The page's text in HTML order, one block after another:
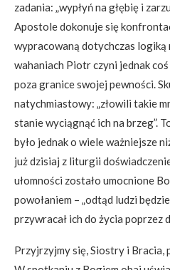
zadania: „wypłyń na głębię i
Apostole dokonuje się
wypracowaną dotychczas logiką
wahaniach Piotr czyni jednak
poza granice swojej pewności.
natychmiastowy: „złowili takie
stanie wyciągnąć ich na brzeg”.
było jednak o wiele ważniejsze
już dzisiaj z liturgii
ułomności zostało umocnione
powołaniem – „odtąd ludzi
przywracał ich do życia poprzez
Przyjrzyjmy się, Siostry i Bracia,